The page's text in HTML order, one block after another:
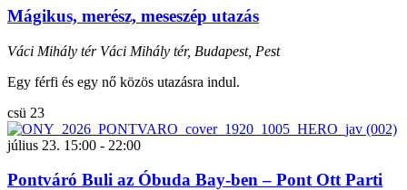
Mágikus, merész, meseszép utazás
Váci Mihály tér Váci Mihály tér, Budapest, Pest
Egy férfi és egy nő közös utazásra indul.
csü 23
július 23. 15:00 - 22:00
Pontváró Buli az Óbuda Bay-ben – Pont Ott Parti